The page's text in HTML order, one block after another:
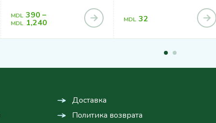
MDL 390 –
MDL 1,240 MDL 32
Доставка
Политика возврата